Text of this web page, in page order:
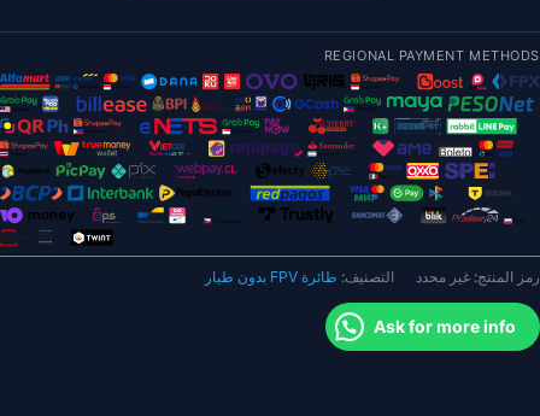
1800
مللي
أمبير
متوافقة
مع
Eachine
E58
L800
REGIONAL PAYMENT METHODS
رمز المنتج: غير محدد التصنيف: طائرة FPV بدون طيار
Ask for more info